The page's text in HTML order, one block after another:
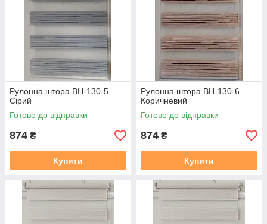
Рулонна штора ВН-130-5
Сірий
Готово до відправки
874 ₴
Купити
Рулонна штора ВН-130-6
Коричневий
Готово до відправки
874 ₴
Купити